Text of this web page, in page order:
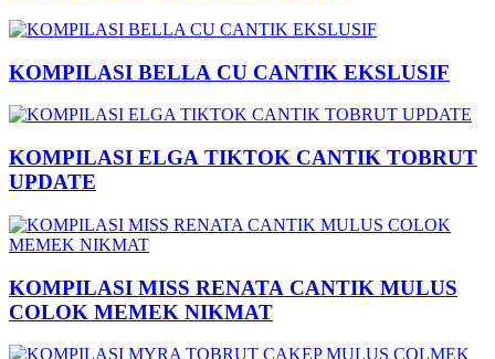
KOMPILASI BELLA CU CANTIK EKSLUSIF
KOMPILASI ELGA TIKTOK CANTIK TOBRUT
UPDATE
KOMPILASI MISS RENATA CANTIK MULUS
COLOK MEMEK NIKMAT